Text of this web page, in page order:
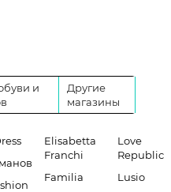
и
Другие
магазины
Elisabetta
Franchi
Familia
Love
Republic
Lusio